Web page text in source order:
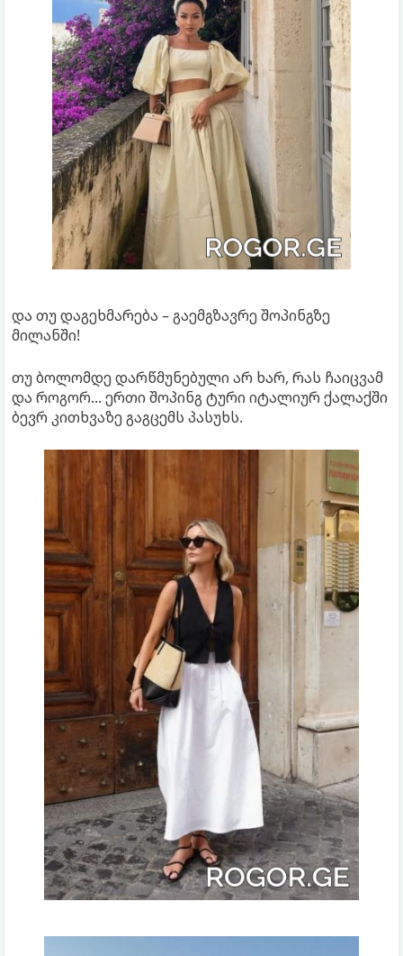
და თუ დაგეხმარება – გაემგზავრე შოპინგზე
მილანში!
თუ ბოლომდე დარწმუნებული არ ხარ, რას ჩაიცვამ
და როგორ... ერთი შოპინგ ტური იტალიურ ქალაქში
ბევრ კითხვაზე გაგცემს პასუხს.